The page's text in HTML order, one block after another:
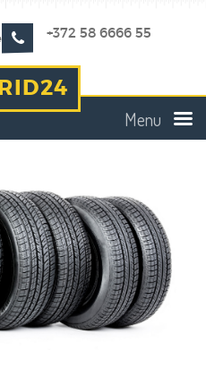
+372 58 6666 55
Menu